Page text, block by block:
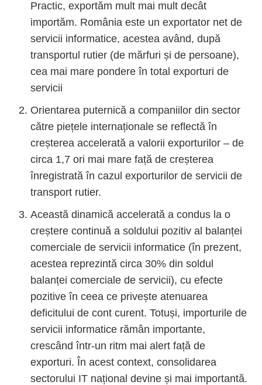
Practic, exportăm mult mai mult decât
importăm. România este un exportator net de
servicii informatice, acestea având, după
transportul rutier (de mărfuri și de persoane),
cea mai mare pondere în total exporturi de
servicii
Orientarea puternică a companiilor din sector
către piețele internaționale se reflectă în
creșterea accelerată a valorii exporturilor – de
circa 1,7 ori mai mare față de creșterea
înregistrată în cazul exporturilor de servicii de
transport rutier.
Această dinamică accelerată a condus la o
creștere continuă a soldului pozitiv al balanței
comerciale de servicii informatice (în prezent,
acestea reprezintă circa 30% din soldul
balanței comerciale de servicii), cu efecte
pozitive în ceea ce privește atenuarea
deficitului de cont curent. Totuși, importurile de
servicii informatice rămân importante,
crescând într-un ritm mai alert față de
exporturi. În acest context, consolidarea
sectorului IT național devine și mai importantă.